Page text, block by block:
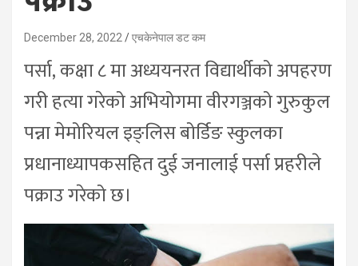
December 28, 2022 एचकेनेपाल डट कम
पर्सा, कक्षा ८ मा अध्ययनरत विद्यार्थीको अपहरण
गरी हत्या गरेको अभियोगमा वीरगञ्जको गुरुकुल
पन्ना मेमोरियल इङ्लिस बोर्डिङ स्कुलका
प्रधानाध्यापकसहित दुई जनालाई पर्सा प्रहरीले
पक्राउ गरेको छ।